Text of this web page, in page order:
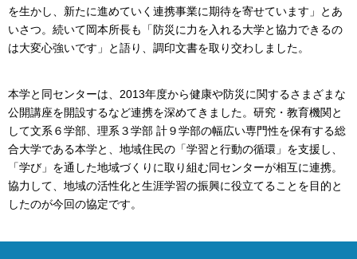
を生かし、新たに進めていく連携事業に期待を寄せています」とあ
いさつ。続いて岡本所長も「防災に力を入れる大学と協力できるの
は大変心強いです」と語り、調印文書を取り交わしました。
本学と同センターは、2013年度から健康や防災に関するさまざまな
公開講座を開設するなど連携を深めてきました。研究・教育機関と
して文系６学部、理系３学部 計９学部の幅広い専門性を保有する総
合大学である本学と、地域住民の「学習と行動の循環」を支援し、
「学び」を通した地域づくりに取り組む同センターが相互に連携。
協力して、地域の活性化と生涯学習の振興に役立てることを目的と
したのが今回の協定です。